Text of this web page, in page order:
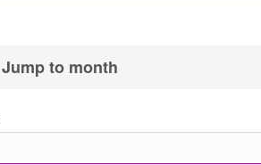
Jump to month